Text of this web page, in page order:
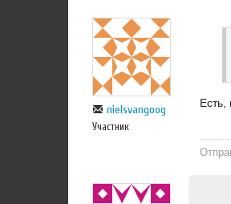
nielsvangoog
Участник
Есть,